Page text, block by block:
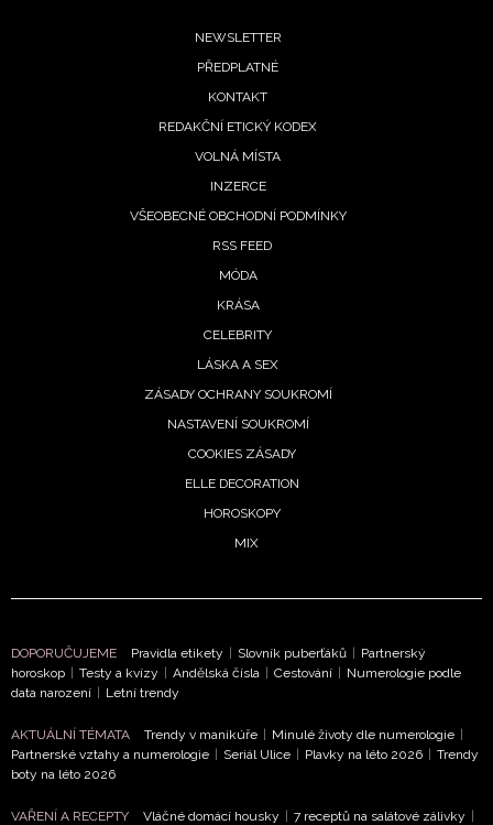
NEWSLETTER
PŘEDPLATNÉ
KONTAKT
REDAKČNÍ ETICKÝ KODEX
VOLNÁ MÍSTA
INZERCE
VŠEOBECNÉ OBCHODNÍ PODMÍNKY
RSS FEED
MÓDA
KRÁSA
CELEBRITY
LÁSKA A SEX
ZÁSADY OCHRANY SOUKROMÍ
NASTAVENÍ SOUKROMÍ
COOKIES ZÁSADY
ELLE DECORATION
HOROSKOPY
MIX
DOPORUČUJEME Pravidla etikety | Slovník puberťáků | Partnerský
horoskop | Testy a kvízy | Andělská čísla | Cestování | Numerologie podle
data narození | Letní trendy
AKTUÁLNÍ TÉMATA Trendy v manikúře | Minulé životy dle numerologie |
Partnerské vztahy a numerologie | Seriál Ulice | Plavky na léto 2026 | Trendy
boty na léto 2026
VAŘENÍ A RECEPTY Vláčné domácí housky | 7 receptů na salátové zálivky |